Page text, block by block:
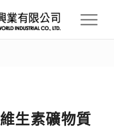
維生素礦物質